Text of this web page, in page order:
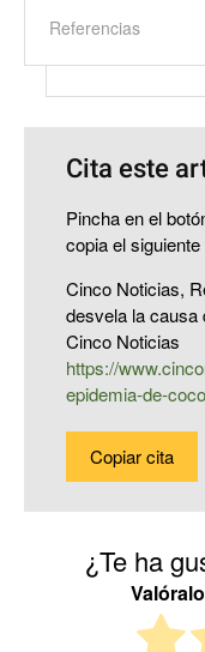
Referencias
Cita este
Pincha en el
copia el siguiente
Cinco Noticias,
desvela la causa
Cinco Noticias
https://
epidemia-de-
Copiar cita
¿Te ha